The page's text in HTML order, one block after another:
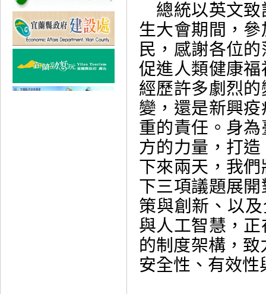
總統以英文致
生大會期間，
民，感謝各位
促進人類健康
經歷許多劇烈
變，還是新興
重的責任。身
方的力量，打
下來兩天，我
下三項議題展
策與創新、以
與人工智慧，
的制度架構，
安全性、有效性